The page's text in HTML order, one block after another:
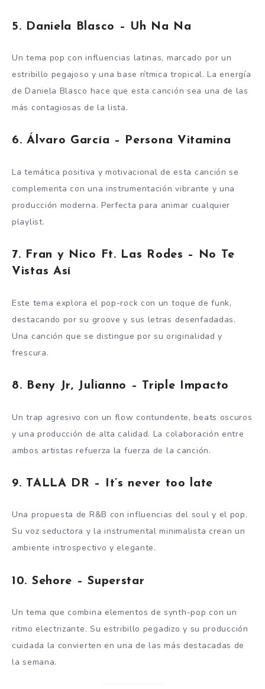
5. Daniela Blasco – Uh Na Na
Un tema pop con influencias latinas, marcado por un
estribillo pegajoso y una base rítmica tropical. La energía
de Daniela Blasco hace que esta canción sea una de las
más contagiosas de la lista.
6.Álvaro García – Persona Vitamina
La temática positiva y motivacional de esta canción se
complementa con una instrumentación vibrante y una
producción moderna. Perfecta para animar cualquier
playlist.
7. Fran y Nico Ft. Las Rodes – No Te
Vistas Así
Este tema explora el pop-rock con un toque de funk,
destacando por su groove y sus letras desenfadadas.
Una canción que se distingue por su originalidad y
frescura.
8. Beny Jr, Julianno – Triple Impacto
Un trap agresivo con un flow contundente, beats oscuros
y una producción de alta calidad. La colaboración entre
ambos artistas refuerza la fuerza de la canción.
9. TALLA DR – It’s never too late
Una propuesta de R&B con influencias del soul y el pop.
Su voz seductora y la instrumental minimalista crean un
ambiente introspectivo y elegante.
10. Sehore – Superstar
Un tema que combina elementos de synth-pop con un
ritmo electrizante. Su estribillo pegadizo y su producción
cuidada la convierten en una de las más destacadas de
la semana.